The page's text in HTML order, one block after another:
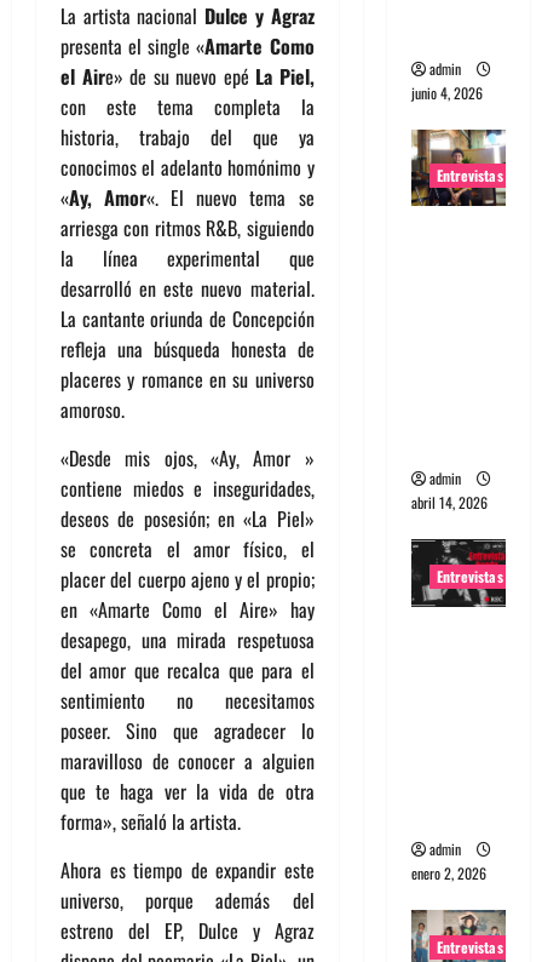
La artista nacional Dulce y Agraz
presenta el single «Amarte Como
el Aire» de su nuevo epé La Piel,
con este tema completa la
historia, trabajo del que ya
conocimos el adelanto homónimo y
«Ay, Amor«. El nuevo tema se
arriesga con ritmos R&B, siguiendo
la línea experimental que
desarrolló en este nuevo material.
La cantante oriunda de Concepción
refleja una búsqueda honesta de
placeres y romance en su universo
amoroso.
«Desde mis ojos, «Ay, Amor »
contiene miedos e inseguridades,
deseos de posesión; en «La Piel»
se concreta el amor físico, el
placer del cuerpo ajeno y el propio;
en «Amarte Como el Aire» hay
desapego, una mirada respetuosa
del amor que recalca que para el
sentimiento no necesitamos
poseer. Sino que agradecer lo
maravilloso de conocer a alguien
que te haga ver la vida de otra
forma», señaló la artista.
Ahora es tiempo de expandir este
universo, porque además del
estreno del EP, Dulce y Agraz
admin
junio 4, 2026
Entrevistas
admin
abril 14, 2026
Entrevistas
admin
enero 2, 2026
Entrevistas